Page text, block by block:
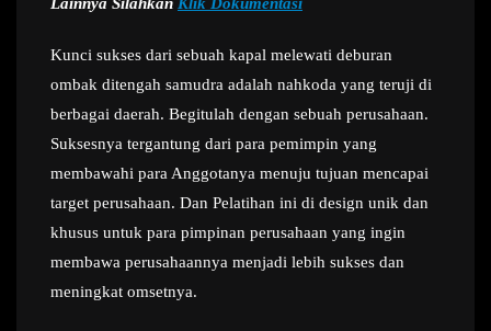
Lainnya Silahkan Klik Dokumentasi
Kunci sukses dari sebuah kapal melewati deburan
ombak ditengah samudra adalah nahkoda yang teruji di
berbagai daerah. Begitulah dengan sebuah perusahaan.
Suksesnya tergantung dari para pemimpin yang
membawahi para Anggotanya menuju tujuan mencapai
target perusahaan. Dan Pelatihan ini di design unik dan
khusus untuk para pimpinan perusahaan yang ingin
membawa perusahaannya menjadi lebih sukses dan
meningkat omsetnya.